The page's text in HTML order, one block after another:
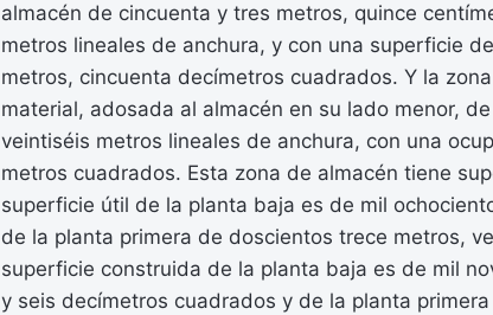
almacén de cincuenta y tres metros, quince
metros lineales de anchura, y con una superficie
metros, cincuenta decímetros cuadrados. Y la
material, adosada al almacén en su lado menor,
veintiséis metros lineales de anchura, con una
metros cuadrados. Esta zona de almacén tiene
superficie útil de la planta baja es de mil
de la planta primera de doscientos trece metros,
superficie construida de la planta baja es de mil
y seis decímetros cuadrados y de la planta